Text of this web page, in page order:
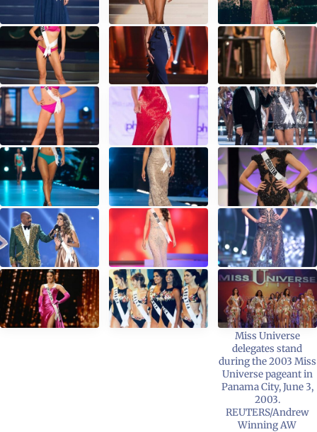
Miss Universe
delegates stand
during the 2003 Miss
Universe pageant in
Panama City, June 3,
2003.
REUTERS/Andrew
Winning AW